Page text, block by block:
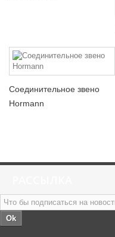
Соединительное звено
Hormann
Ok